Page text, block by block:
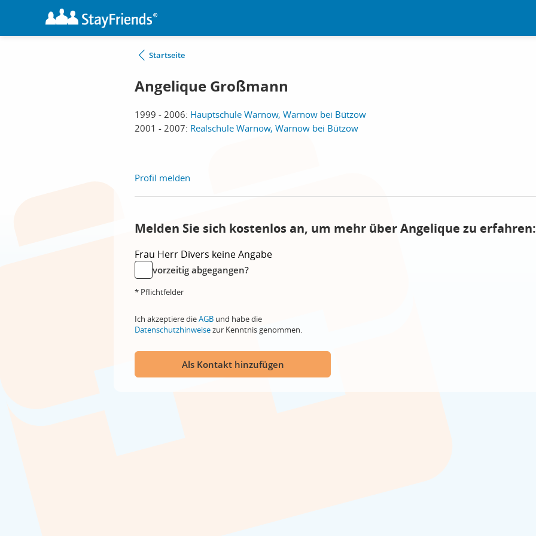
Startseite
Angelique Großmann
1999 - 2006: Hauptschule Warnow, Warnow bei Bützow
2001 - 2007: Realschule Warnow, Warnow bei Bützow
Profil melden
Melden Sie sich kostenlos an, um mehr über Angelique zu erfahren:
Frau Herr Divers keine Angabe
vorzeitig abgegangen?
* Pflichtfelder
Ich akzeptiere dieAGB und habe die
Datenschutzhinweisezur Kenntnis genommen.
Als Kontakt hinzufügen